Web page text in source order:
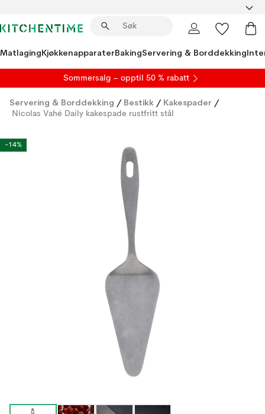
MatlagingKjøkkenapparaterBakingServering & Borddekking
Sommersalg – opptil 50 % rabatt
Servering & Borddekking / Bestikk / Kakespader /
Nicolas Vahé Daily kakespade rustfritt stål
-14%